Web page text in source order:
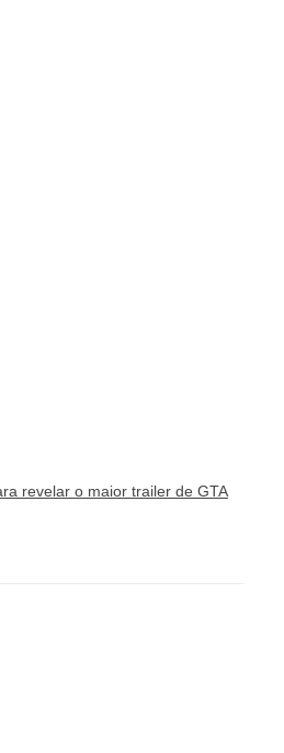
revelar o maior trailer de GTA